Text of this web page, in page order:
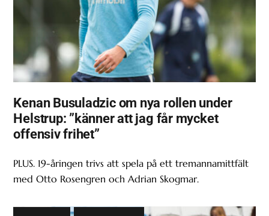
Kenan Busuladzic om nya rollen under
Helstrup: ”känner att jag får mycket
offensiv frihet”
PLUS. 19-åringen trivs att spela på ett tremannamittfält
med Otto Rosengren och Adrian Skogmar.